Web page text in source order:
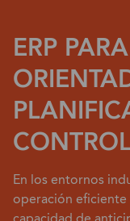
ERP
En los entornos
operación eficiente